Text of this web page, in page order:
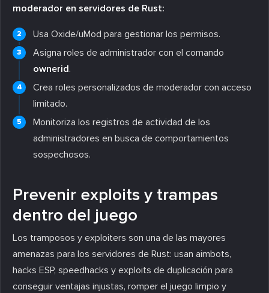
moderador en servidores de Rust:
Usa Oxide/uMod para gestionar los permisos.
Asigna roles de administrador con el comando
ownerid.
Crea roles personalizados de moderador con acceso
limitado.
Monitoriza los registros de actividad de los
administradores en busca de comportamientos
sospechosos.
Prevenir exploits y trampas
dentro del juego
Los tramposos y exploiters son una de las mayores
amenazas para los servidores de Rust: usan aimbots,
hacks ESP, speedhacks y exploits de duplicación para
conseguir ventajas injustas, romper el juego limpio y